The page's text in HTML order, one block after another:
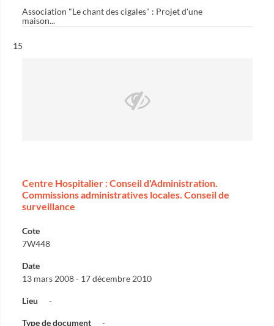
Association "Le chant des cigales" : Projet d'une
maison...
Résultat n°
15
Centre Hospitalier : Conseil d'Administration.
Commissions administratives locales. Conseil de
surveillance
Cote
7W448
Date
13 mars 2008 - 17 décembre 2010
Lieu -
Type de document -